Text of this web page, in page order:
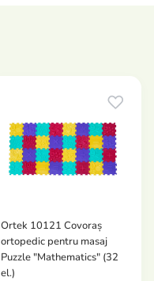
Ortek 10121 Covoraș
ortopedic pentru masaj
Puzzle "Mathematics" (32
el.)